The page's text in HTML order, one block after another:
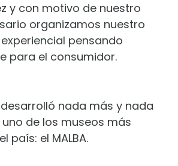
y con motivo de nuestro
organizamos nuestro
pensando
para el consumidor.
desarrolló nada más y nada
de los museos más
país: el MALBA.